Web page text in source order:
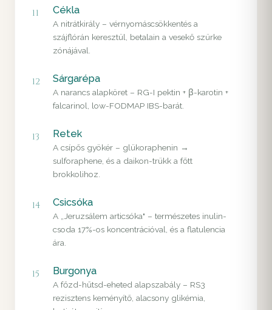
11 Cékla
A nitrátkirály – vérnyomáscsökkentés a
szájflórán keresztül, betalain a vesekő szürke
zónájával.
12 Sárgarépa
A narancs alapköret – RG-I pektin + β-karotin +
falcarinol, low-FODMAP IBS-barát.
13 Retek
A csípős gyökér – glükoraphenin →
sulforaphene, és a daikon-trükk a főtt
brokkolihoz.
14 Csicsóka
A „Jeruzsálem articsóka" – természetes inulin-
csoda 17%-os koncentrációval, és a flatulencia
ára.
15 Burgonya
A főzd-hűtsd-eheted alapszabály – RS3
rezisztens keményítő, alacsony glikémia,